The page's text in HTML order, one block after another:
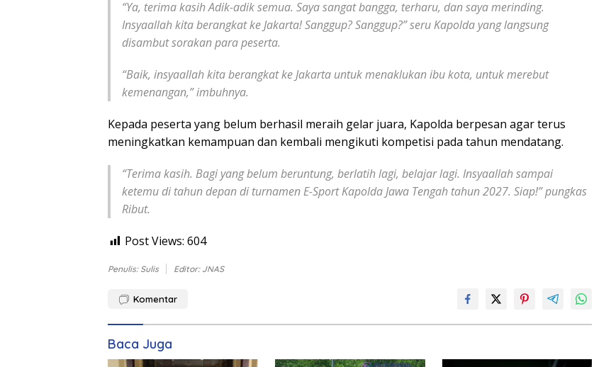
“Ya, terima kasih Adik-adik semua. Saya sangat bangga, terharu, dan saya merinding.
Insyaallah kita berangkat ke Jakarta! Sanggup? Sanggup?” seru Kapolda yang langsung
disambut sorakan para peserta.
“Baik, insyaallah kita berangkat ke Jakarta untuk menaklukan ibu kota, untuk merebut
kemenangan,” imbuhnya.
Kepada peserta yang belum berhasil meraih gelar juara, Kapolda berpesan agar terus
meningkatkan kemampuan dan kembali mengikuti kompetisi pada tahun mendatang.
“Terima kasih. Bagi yang belum beruntung, berlatih lagi, belajar lagi. Insyaallah sampai
ketemu di tahun depan di turnamen E-Sport Kapolda Jawa Tengah tahun 2027. Siap!” pungkas
Ribut.
Post Views: 604
Penulis: Sulis Editor: JNAS
Komentar
Baca Juga